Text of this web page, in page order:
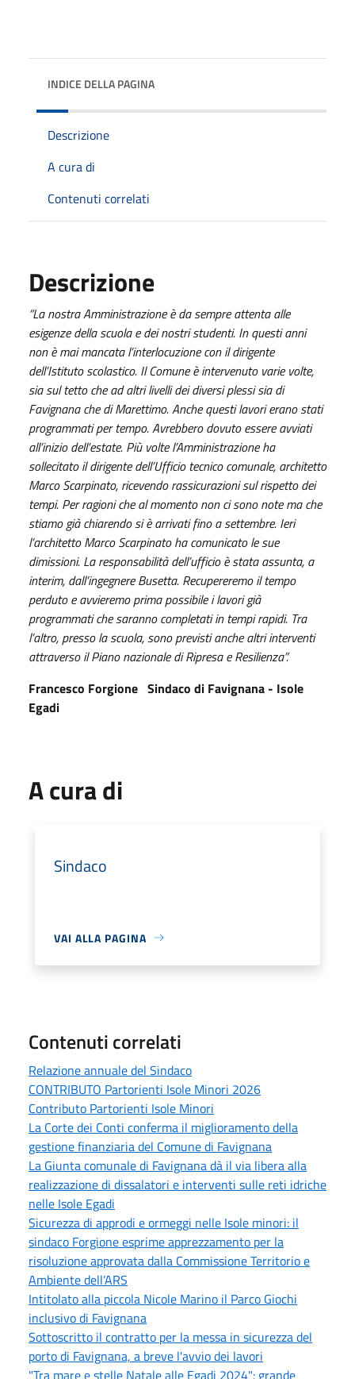
INDICE DELLA PAGINA
Descrizione
A cura di
Contenuti correlati
Descrizione
“La nostra Amministrazione è da sempre attenta alle
esigenze della scuola e dei nostri studenti. In questi anni
non è mai mancata l’interlocuzione con il dirigente
dell’Istituto scolastico. Il Comune è intervenuto varie volte,
sia sul tetto che ad altri livelli dei diversi plessi sia di
Favignana che di Marettimo. Anche questi lavori erano stati
programmati per tempo. Avrebbero dovuto essere avviati
all’inizio dell’estate. Più volte l’Amministrazione ha
sollecitato il dirigente dell’Ufficio tecnico comunale, architetto
Marco Scarpinato, ricevendo rassicurazioni sul rispetto dei
tempi. Per ragioni che al momento non ci sono note ma che
stiamo già chiarendo si è arrivati fino a settembre. Ieri
l’architetto Marco Scarpinato ha comunicato le sue
dimissioni. La responsabilità dell’ufficio è stata assunta, a
interim, dall’ingegnere Busetta. Recupereremo il tempo
perduto e avvieremo prima possibile i lavori già
programmati che saranno completati in tempi rapidi. Tra
l’altro, presso la scuola, sono previsti anche altri interventi
attraverso il Piano nazionale di Ripresa e Resilienza”.
Francesco Forgione Sindaco di Favignana - Isole
Egadi
A cura di
Sindaco
VAI ALLA PAGINA
Contenuti correlati
Relazione annuale del Sindaco
CONTRIBUTO Partorienti Isole Minori 2026
Contributo Partorienti Isole Minori
La Corte dei Conti conferma il miglioramento della
gestione finanziaria del Comune di Favignana
La Giunta comunale di Favignana dà il via libera alla
realizzazione di dissalatori e interventi sulle reti idriche
nelle Isole Egadi
Sicurezza di approdi e ormeggi nelle Isole minori: il
sindaco Forgione esprime apprezzamento per la
risoluzione approvata dalla Commissione Territorio e
Ambiente dell’ARS
Intitolato alla piccola Nicole Marino il Parco Giochi
inclusivo di Favignana
Sottoscritto il contratto per la messa in sicurezza del
porto di Favignana, a breve l'avvio dei lavori
"Tra mare e stelle Natale alle Egadi 2024": grande